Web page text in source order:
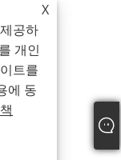
X
공하
개인
트를
에 동